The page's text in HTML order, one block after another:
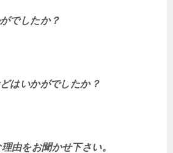
でしたか？
はいかがでしたか？
由をお聞かせ下さい。